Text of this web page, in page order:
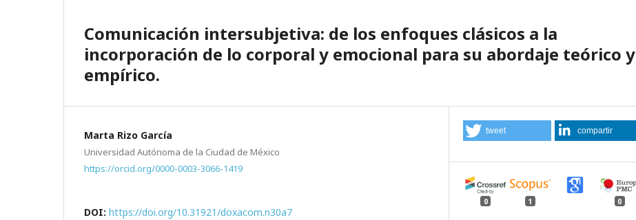
Comunicación intersubjetiva: de los enfoques clásicos a la
incorporación de lo corporal y emocional para su abordaje teórico y
empírico.
Marta Rizo García
Universidad Autónoma de la Ciudad de México
https://orcid.org/0000-0003-3066-1419
DOI: https://doi.org/10.31921/doxacom.n30a7
tweet compartir
0 1 0